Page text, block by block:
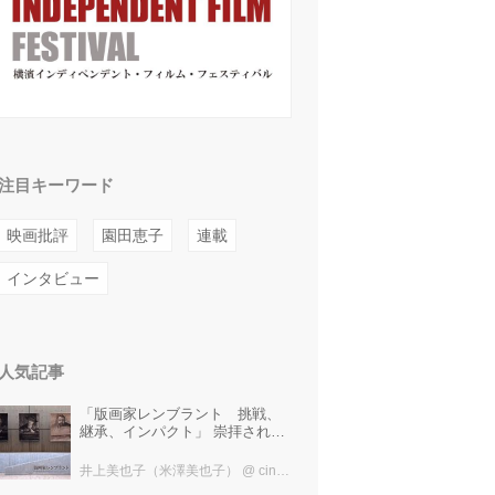
目キーワード
映画批評 園田恵子 連載
インタビュー
人気記事
「版画家レンブラント 挑戦、
継承、インパクト」 崇拝され、
た版画技法！ 国立西洋美術館に
井上美也子（米澤美也子） @ cinefil編集部